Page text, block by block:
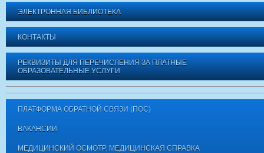
ЭЛЕКТРОННАЯ БИБЛИОТЕКА
КОНТАКТЫ
РЕКВИЗИТЫ ДЛЯ ПЕРЕЧИСЛЕНИЯ ЗА ПЛАТНЫЕ
ОБРАЗОВАТЕЛЬНЫЕ УСЛУГИ
ПЛАТФОРМА ОБРАТНОЙ СВЯЗИ (ПОС)
ВАКАНСИИ
МЕДИЦИНСКИЙ ОСМОТР. МЕДИЦИНСКАЯ СПРАВКА